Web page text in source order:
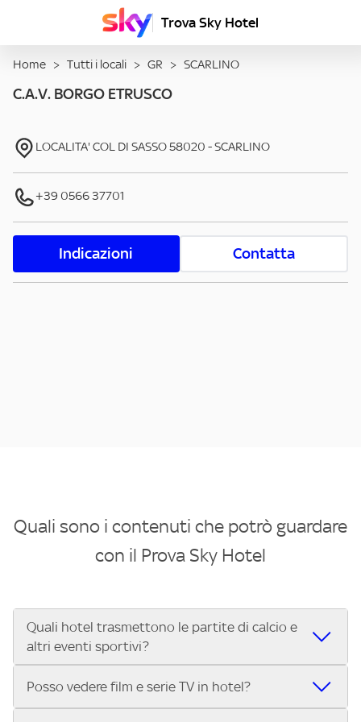
Trova Sky Hotel
Home > Tutti i locali > GR > SCARLINO
C.A.V. BORGO ETRUSCO
LOCALITA' COL DI SASSO58020 -SCARLINO
+39 0566 37701
Indicazioni Contatta
Quali sono i contenuti che potrò guardare
con il Prova Sky Hotel
Quali hotel trasmettono le partite di calcio e
altri eventi sportivi?
Se cerchi un hotel dove poter vedere le partite di Serie A,
Posso vedere film e serie TV in hotel?